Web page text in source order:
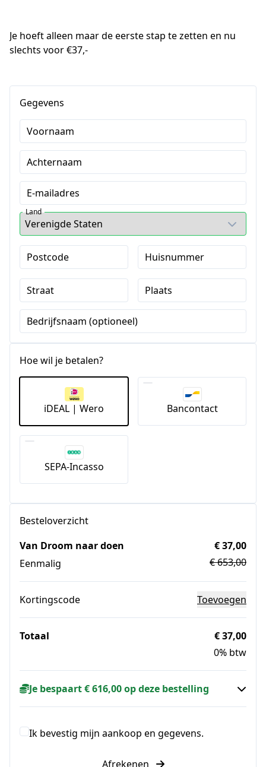
Je hoeft alleen maar de eerste stap te zetten en nu
slechts voor €37,-
Gegevens
Voornaam
Achternaam
E-mailadres
Land
Postcode Huisnummer
Straat Plaats
Bedrijfsnaam (optioneel)
Hoe wil je betalen?
iDEAL | Wero Bancontact
SEPA-Incasso
Besteloverzicht
Van Droom naar doen
Eenmalig
€ 37,00
€ 653,00
Kortingscode Toevoegen
Totaal
€ 37,00
0% btw
Je bespaart € 616,00 op deze bestelling
Ik bevestig mijn aankoop en gegevens.
Afrekenen